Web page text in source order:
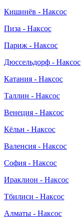
Кишинёв - Наксос
Пиза - Наксос
Париж - Наксос
Дюссельдорф - Наксос
Катания - Наксос
Таллин - Наксос
Венеция - Наксос
Кёльн - Наксос
Валенсия - Наксос
София - Наксос
Ираклион - Наксос
Тбилиси - Наксос
Алматы - Наксос